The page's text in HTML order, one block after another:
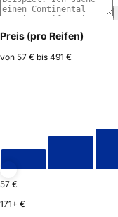
Preis (pro Reifen)
von 57 € bis 491 €
57 €
171+ €